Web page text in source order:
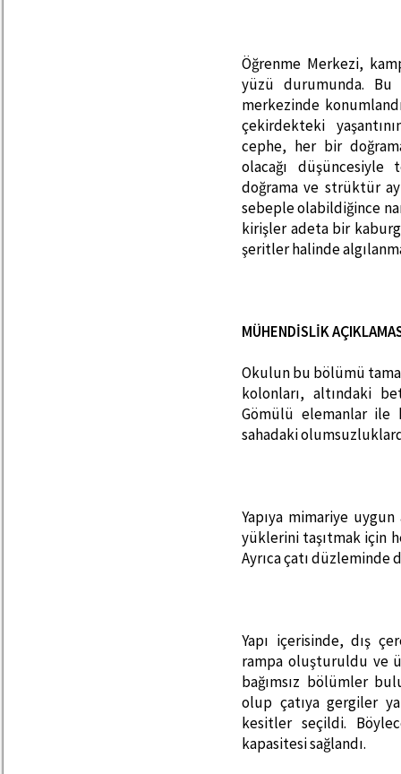
Öğrenme Merkezi,
yüzü durumunda. Bu
merkezinde
çekirdekteki
cephe, her bir
olacağı düşüncesiyle
doğrama ve strüktür
sebeple olabildiğince
kirişler adeta bir
şeritler halinde
MÜHENDİSLİK
Okulun bu bölümü
kolonları, altındaki
Gömülü elemanlar ile
sahadaki
Yapıya mimariye
yüklerini taşıtmak için
Ayrıca çatı düzleminde
Yapı içerisinde, dış
rampa oluşturuldu ve
bağımsız bölümler
olup çatıya gergiler
kesitler seçildi.
kapasitesi sağlandı.